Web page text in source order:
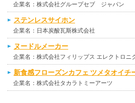
企業名：株式会社グループセブ ジャパン
ステンレスサイホン
企業名：日本炭酸瓦斯株式会社
ヌードルメーカー
企業名：株式会社フィリップス エレクトロニ
新食感フローズンカフェ ツメタオイチ
企業名：株式会社タカラトミーアーツ